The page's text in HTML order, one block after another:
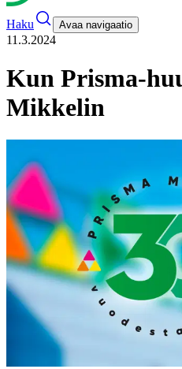
Haku Avaa navigaatio
11.3.2024
Kun Prisma-
Mikkelin